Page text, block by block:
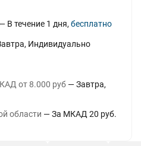
В течение 1 дня Бесплатно
Индивидуально
от 8.000 руб
Завтра
области
За МКАД 20 руб.